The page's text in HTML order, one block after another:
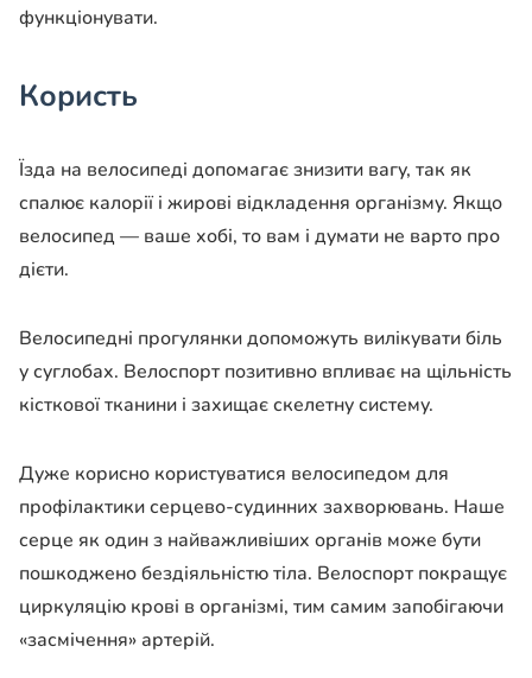
функціонувати.
Користь
Їзда на велосипеді допомагає знизити вагу, так як
спалює калорії і жирові відкладення організму. Якщо
велосипед — ваше хобі, то вам і думати не варто про
дієти.
Велосипедні прогулянки допоможуть вилікувати біль
у суглобах. Велоспорт позитивно впливає на щільність
кісткової тканини і захищає скелетну систему.
Дуже корисно користуватися велосипедом для
профілактики серцево-судинних захворювань. Наше
серце як один з найважливіших органів може бути
пошкоджено бездіяльністю тіла. Велоспорт покращує
циркуляцію крові в організмі, тим самим запобігаючи
«засмічення» артерій.